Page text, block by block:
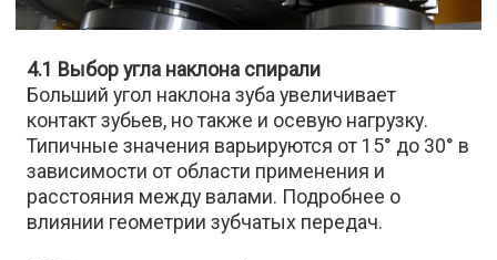
4.1 Выбор угла наклона спирали
Больший угол наклона зуба увеличивает
контакт зубьев, но также и осевую нагрузку.
Типичные значения варьируются от 15° до 30° в
зависимости от области применения и
расстояния между валами. Подробнее о
влиянии геометрии зубчатых передач.